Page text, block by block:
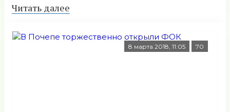
Читать далее
8 марта 2018, 11:05 70